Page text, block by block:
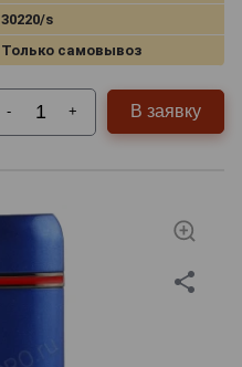
30220/s
Только самовывоз
- + В заявку